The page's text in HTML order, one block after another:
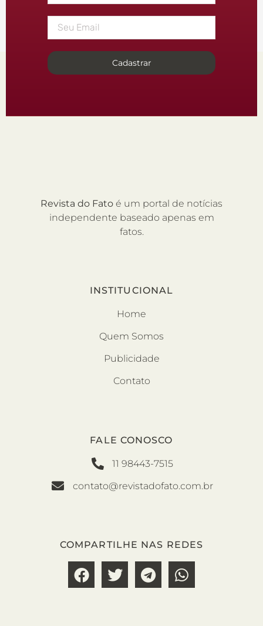
Cadastrar
Revista do Fato é um portal de notícias
independente baseado apenas em
fatos.
INSTITUCIONAL
Home
Quem Somos
Publicidade
Contato
FALE CONOSCO
11 98443-7515
contato@revistadofato.com.br
COMPARTILHE NAS REDES